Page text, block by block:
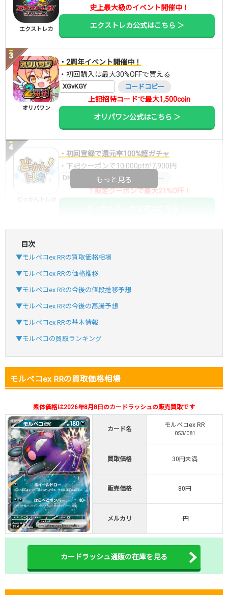
エクストレカ
史上最大級のイベント開催中！
エクストレカ公式はこちら ＞
オリパワン
・2周年イベント開催中！
・初回購入は最大30%OFFで買える
XGvKGY コードコピー
上記招待コードで最大1,500coin
オリパワン公式はこちら ＞
・初回登録で還元率100%超ガチャ
・下記クーポンで10,000ptが7,900円
DNGBIF4X コードコピー
↑限定クーポンで最大21%OFF！
おりパンダ
・新規登録で6種類アド確解禁
SVGC7P
オリパスタジアム
・atone・ペイディ対応！
オリパスタジアム公式はこちら ＞
オリくじ
・新規登録で無料100連できる！
・初回購入は500coinが50円
TVCM記念！激熱イベント開催中
オリくじ公式はこちら ＞
・リリース1周年イベント開催中！
・新規登録で最大90%OFF
初回登録で4種類アド確解放
TORAオリパ公式はこちら ＞
もっと見る
目次
▼モルペコex RRの買取価格相場
▼モルペコex RRの価格推移
▼モルペコex RRの今後の値段推移予想
▼モルペコex RRの今後の高騰予想
▼モルペコex RRの基本情報
▼モルペコの買取ランキング
モルペコex RRの買取価格相場
素体価格は2026年8月8日のカードラッシュの販売買取です
カード名
モルペコex RR
053/081
買取価格 30円未満
販売価格 80円
メルカリ -円
カードラッシュ通販の在庫を見る